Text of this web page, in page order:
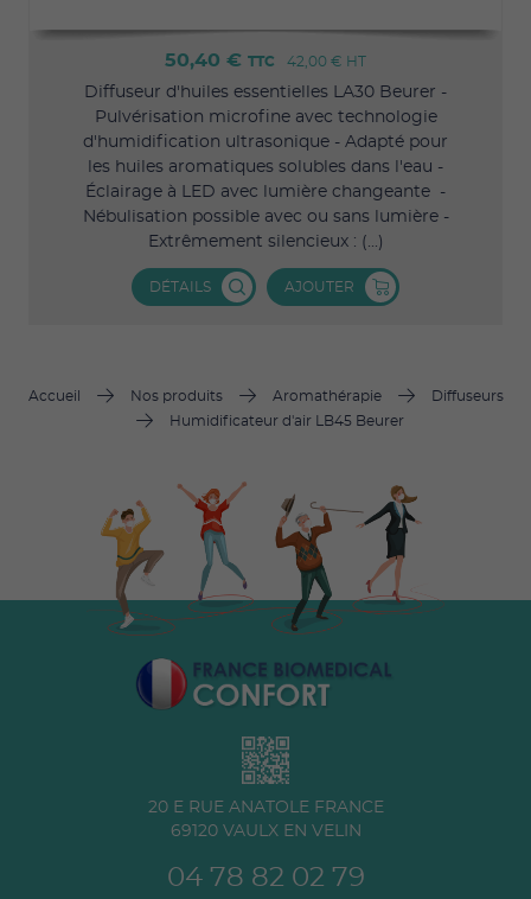
50,40 € TTC 42,00 € HT
Diffuseur d'huiles essentielles LA30 Beurer -
Pulvérisation microfine avec technologie
d'humidification ultrasonique - Adapté pour
les huiles aromatiques solubles dans l'eau -
Éclairage à LED avec lumière changeante -
Nébulisation possible avec ou sans lumière -
Extrêmement silencieux : (...)
DÉTAILS AJOUTER
Accueil Nos produits Aromathérapie
Diffuseurs
Humidificateur d'air LB45 Beurer
20 E RUE ANATOLE FRANCE
69120 VAULX EN VELIN
04 78 82 02 79